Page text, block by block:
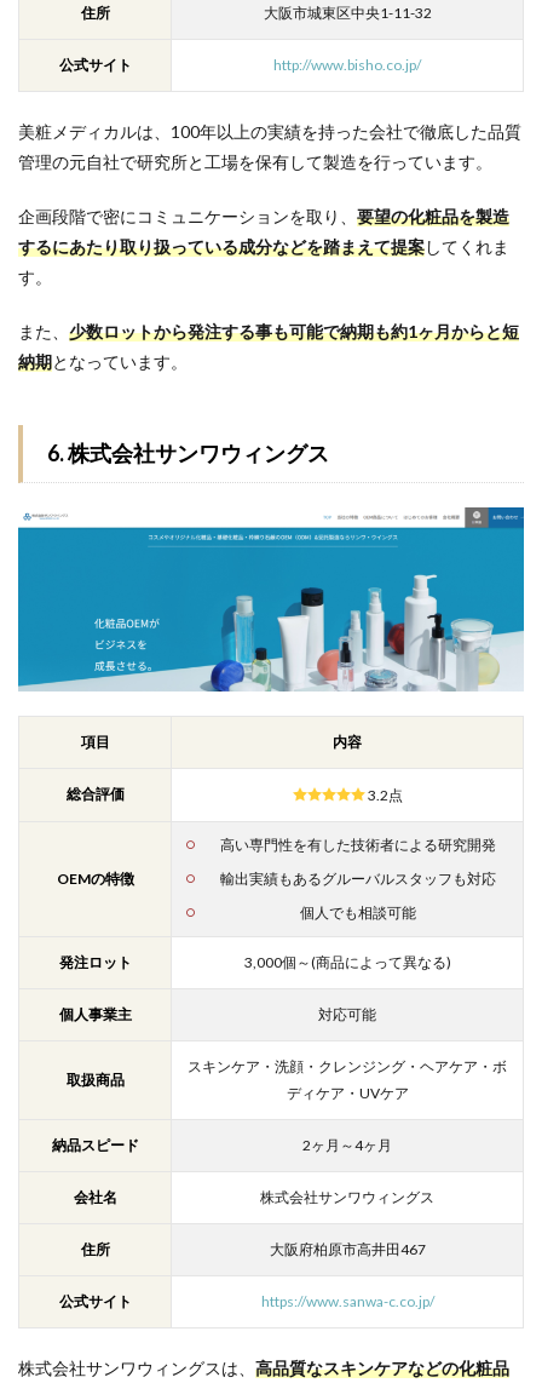
住所 大阪市城東区中央1-11-32
公式サイト http://www.bisho.co.jp/
美粧メディカルは、100年以上の実績を持った会社で徹底した品質
管理の元自社で研究所と工場を保有して製造を行っています。
企画段階で密にコミュニケーションを取り、 要望の化粧品を製造
するにあたり取り扱っている成分などを踏まえて提案してくれま
す。
また、 少数ロットから発注する事も可能で納期も約1ヶ月からと短
納期となっています。
6. 株式会社サンワウィングス
項目 内容
総合評価 3.2点
OEMの特徴
高い専門性を有した技術者による研究開発
輸出実績もあるグルーバルスタッフも対応
個人でも相談可能
発注ロット 3,000個～(商品によって異なる)
個人事業主 対応可能
取扱商品
スキンケア・洗顔・クレンジング・ヘアケア・ボ
ディケア・UVケア
納品スピード 2ヶ月～4ヶ月
会社名 株式会社サンワウィングス
住所 大阪府柏原市高井田467
公式サイト https://www.sanwa-c.co.jp/
株式会社サンワウィングスは、 高品質なスキンケアなどの化粧品